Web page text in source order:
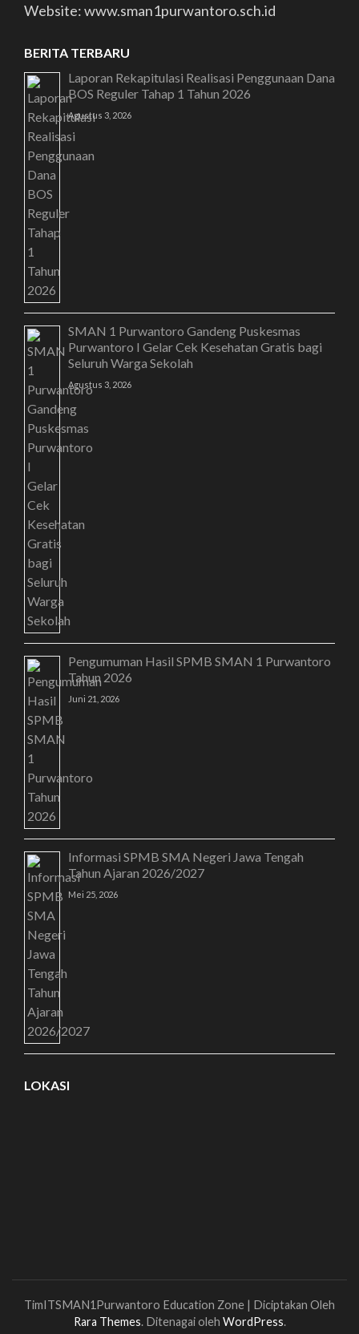
Website: www.sman1purwantoro.sch.id
BERITA TERBARU
Laporan Rekapitulasi Realisasi Penggunaan Dana
BOS Reguler Tahap 1 Tahun 2026
Agustus 3, 2026
SMAN 1 Purwantoro Gandeng Puskesmas
Purwantoro I Gelar Cek Kesehatan Gratis bagi
Seluruh Warga Sekolah
Agustus 3, 2026
Pengumuman Hasil SPMB SMAN 1 Purwantoro
Tahun 2026
Juni 21, 2026
Informasi SPMB SMA Negeri Jawa Tengah
Tahun Ajaran 2026/2027
Mei 25, 2026
LOKASI
TimITSMAN1Purwantoro Education Zone | Diciptakan Oleh
Rara Themes. Ditenagai oleh WordPress.